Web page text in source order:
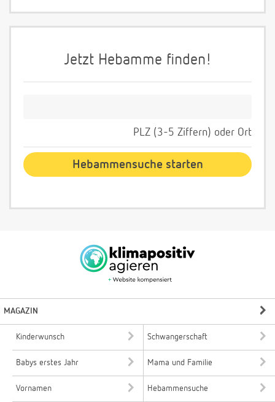
Jetzt Hebamme finden!
PLZ (3-5 Ziffern) oder Ort
MAGAZIN
Kinderwunsch Schwangerschaft
Babys erstes Jahr Mama und Familie
Vornamen Hebammensuche